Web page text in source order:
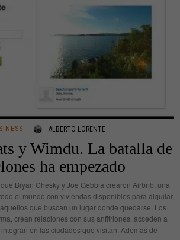
ALBERTO LORENTE
y Wimdu. La batalla de
ha empezado
Bryan Chesky y Joe Gebbia crearon Airbnb, una
el mundo con viviendas disponibles para alquilar,
que buscan un lugar donde quedarse. Los
crean relaciones con sus anfitriones, acceden a
en las ciudades que visitan. Además de